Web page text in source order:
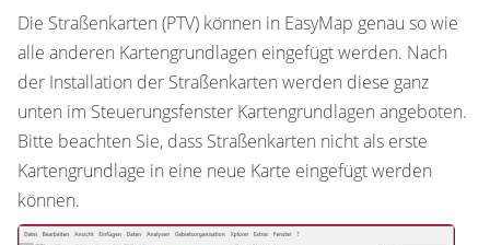
Die Straßenkarten (PTV) können in EasyMap genau so wie
alle anderen Kartengrundlagen eingefügt werden. Nach
der Installation der Straßenkarten werden diese ganz
unten im Steuerungsfenster Kartengrundlagen angeboten.
Bitte beachten Sie, dass Straßenkarten nicht als erste
Kartengrundlage in eine neue Karte eingefügt werden
können.